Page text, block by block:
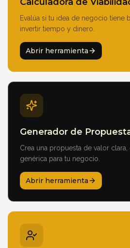
Evalúa si tu idea de negocio tiene
invertir tiempo y dinero.
Abrir herramienta
Generador de
Crea una propuesta de valor
genérica para tu negocio.
Abrir herramienta